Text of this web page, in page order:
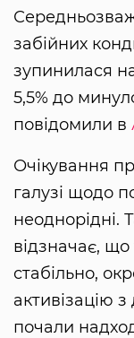
забійних
зупинилася
5,5% до
повідомили в
Очікування
галузі щодо
неоднорідні.
відзначає, що
стабільно,
активізацію
почали